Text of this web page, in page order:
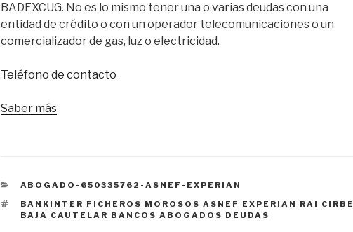
BADEXCUG. No es lo mismo tener una o varias deudas con una
entidad de crédito o con un operador telecomunicaciones o un
comercializador de gas, luz o electricidad.
Teléfono de contacto
Saber más
CATEGORÍAS
ABOGADO-650335762-ASNEF-EXPERIAN
ETIQUETAS
BANKINTER FICHEROS MOROSOS ASNEF EXPERIAN RAI CIRBE
BAJA CAUTELAR BANCOS ABOGADOS DEUDAS